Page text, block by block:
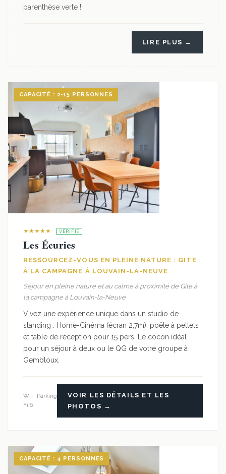
parenthèse verte !
LIRE PLUS →
CAPACITÉ : 2-15 PERSONNES
★★★★★ VÉRIFIÉ
Les Écuries
RESSOURCEZ-VOUS EN PLEINE NATURE : GITE
À LA CAMPAGNE À LOUVAIN-LA-NEUVE
Séjour en pleine nature et au calme à proximité de Gite à
la campagne à Louvain-la-Neuve
Vivez une expérience unique dans un studio de
standing : Home-Cinéma (écran 2,7m), poêle à pellets
et table de réception pour 15 pers. Le cocon idéal
pour un séjour à deux ou le QG de votre groupe à
Gembloux.
Wi-
Fi 6
Parking
VOIR LES DÉTAILS ET LES
PHOTOS →
CAPACITÉ : 4 PERSONNES